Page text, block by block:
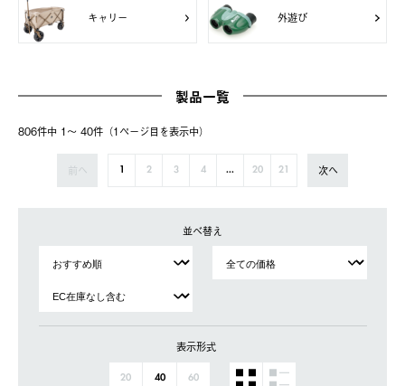
キャリー 外遊び
製品一覧
806件中 1〜 40件（1ページ⽬を表⽰中）
前へ 1 2 3 4 ... 20 21 次へ
並べ替え
表示形式
20 40 60